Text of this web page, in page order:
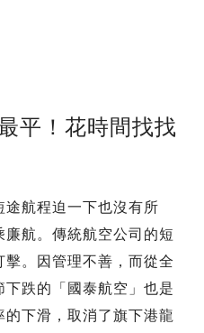
平！花時間找找
途航程迫一下也沒有所
航。傳統航空公司的短
。因管理不善，而從全
跌的「國泰航空」也是
下滑，取消了旗下港龍